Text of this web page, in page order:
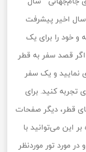
سال اخیر پیشرفت‌
و خود را برای یک
اگر قصد سفر به قطر
نمایید و یک سفر
تجربه کنید. برای
قطر، دیگر صفحات
این می‌توانید با
بگیرید و در مورد تور موردنظر